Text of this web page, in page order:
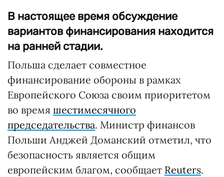
В настоящее время обсуждение
вариантов финансирования находится
на ранней стадии.
Польша сделает совместное
финансирование обороны в рамках
Европейского Союза своим приоритетом
во время шестимесячного
председательства. Министр финансов
Польши Анджей Доманский отметил, что
безопасность является общим
европейским благом, сообщает Reuters.